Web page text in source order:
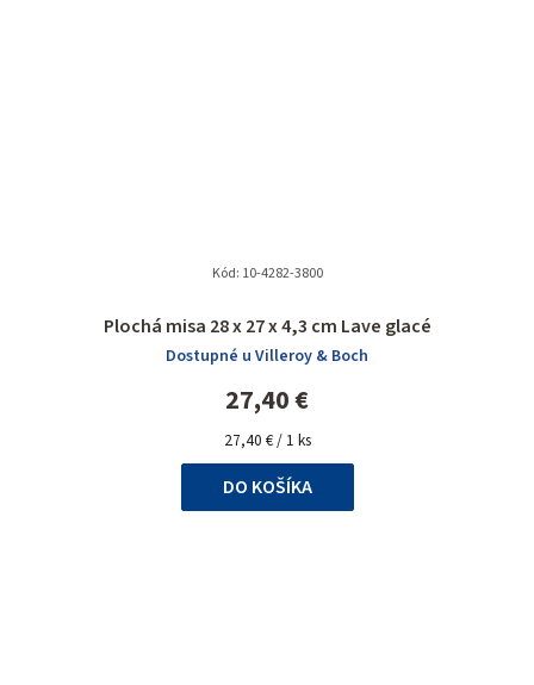
Plochá misa 28 x 27 x 4,3 cm Lave glacé
Dostupné u Villeroy & Boch
27,40 €
Jednotková
cena:
27,40 € / 1 ks
DO KOŠÍKA
Kód: 10-4282-3800